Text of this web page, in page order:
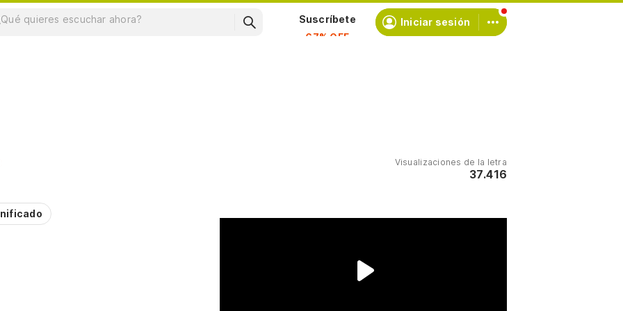
Suscríbete Iniciar sesión
Visualizaciones de la letra
37.416